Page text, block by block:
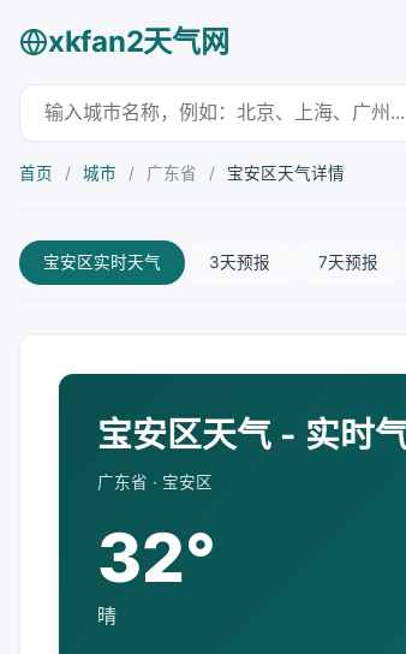
xkfan2天气网
首页 / 城市 / 广东省 / 宝安区天气详情
宝安区实时天气 3天预报 7天预报
宝安区天气 - 实时
广东省 · 宝安区
32°
晴